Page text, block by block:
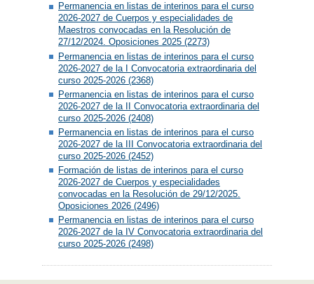
Permanencia en listas de interinos para el curso
2026-2027 de Cuerpos y especialidades de
Maestros convocadas en la Resolución de
27/12/2024. Oposiciones 2025 (2273)
Permanencia en listas de interinos para el curso
2026-2027 de la I Convocatoria extraordinaria del
curso 2025-2026 (2368)
Permanencia en listas de interinos para el curso
2026-2027 de la II Convocatoria extraordinaria del
curso 2025-2026 (2408)
Permanencia en listas de interinos para el curso
2026-2027 de la III Convocatoria extraordinaria del
curso 2025-2026 (2452)
Formación de listas de interinos para el curso
2026-2027 de Cuerpos y especialidades
convocadas en la Resolución de 29/12/2025.
Oposiciones 2026 (2496)
Permanencia en listas de interinos para el curso
2026-2027 de la IV Convocatoria extraordinaria del
curso 2025-2026 (2498)